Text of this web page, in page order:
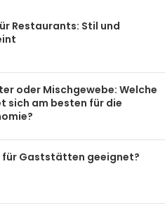
Restaurants: Stil und
oder Mischgewebe: Welche
sich am besten für die
für Gaststätten geeignet?